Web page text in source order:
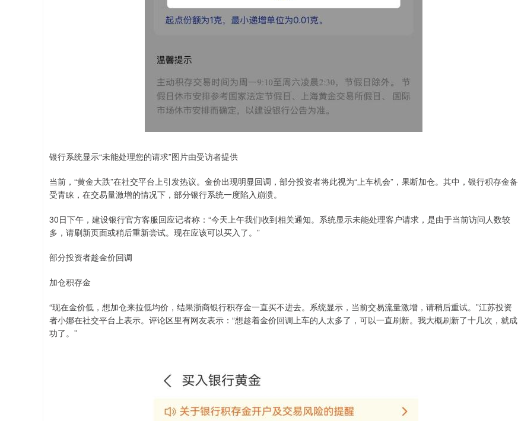
银行系统显示“未能处理您的请求”图片由受访者提供
当前，“黄金大跌”在社交平台上引发热议。金价出现明显回调，部分投资者将此视为“上车机会”，果断加仓。其中，银行积存金备
受青睐，在交易量激增的情况下，部分银行系统一度陷入崩溃。
30日下午，建设银行官方客服回应记者称：“今天上午我们收到相关通知。系统显示未能处理客户请求，是由于当前访问人数较
多，请刷新页面或稍后重新尝试。现在应该可以买入了。”
部分投资者趁金价回调
加仓积存金
“现在金价低，想加仓来拉低均价，结果浙商银行积存金一直买不进去。系统显示，当前交易流量激增，请稍后重试。”江苏投资
者小娜在社交平台上表示。评论区里有网友表示：“想趁着金价回调上车的人太多了，可以一直刷新。我大概刷新了十几次，就成
功了。”